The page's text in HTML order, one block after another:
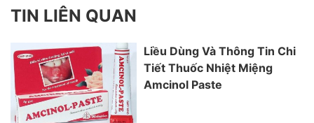
TIN LIÊN QUAN
Liều Dùng Và Thông Tin Chi
Tiết Thuốc Nhiệt Miệng
Amcinol Paste